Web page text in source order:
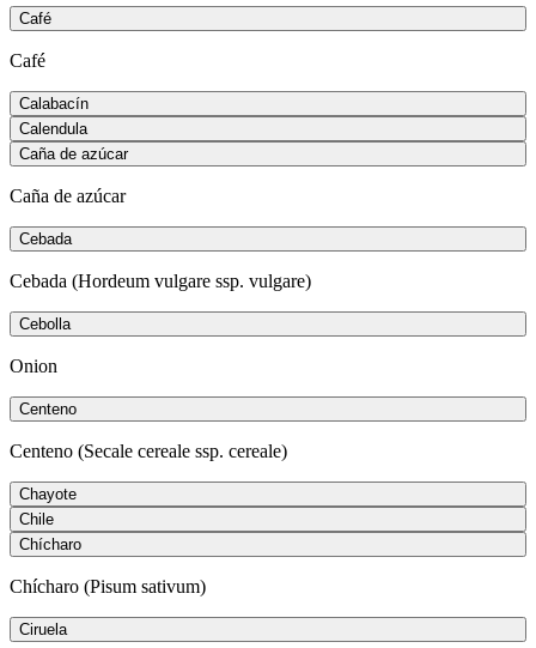
Café
Café
Calabacín
Calendula
Caña de azúcar
Caña de azúcar
Cebada
Cebada (Hordeum vulgare ssp. vulgare)
Cebolla
Onion
Centeno
Centeno (Secale cereale ssp. cereale)
Chayote
Chile
Chícharo
Chícharo (Pisum sativum)
Ciruela